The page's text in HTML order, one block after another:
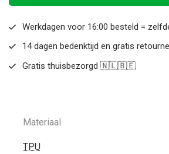
Werkdagen voor 16:00 besteld =
14 dagen bedenktijd en gratis
Gratis thuisbezorgd 🇳🇱🇧🇪
Materiaal
TPU